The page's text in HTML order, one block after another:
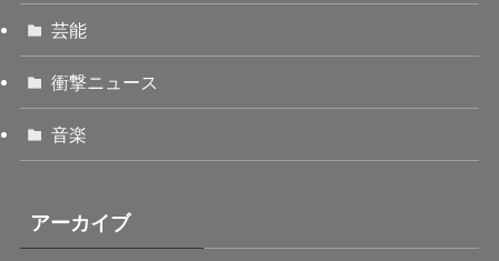
芸能
衝撃ニュース
音楽
アーカイブ